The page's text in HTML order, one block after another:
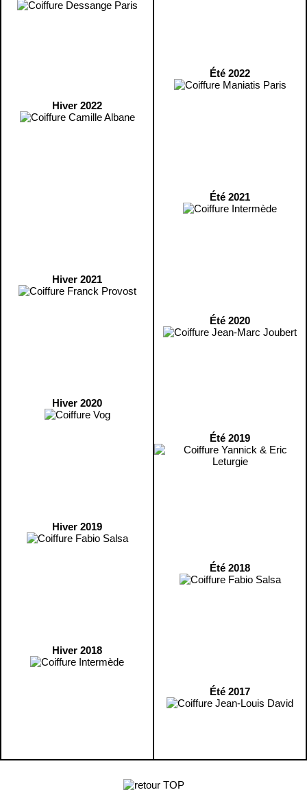
Hiver 2022
Hiver 2021
Hiver 2020
Hiver 2019
Hiver 2018
Été 2022
Été 2021
Été 2020
Été 2019
Été 2018
Été 2017